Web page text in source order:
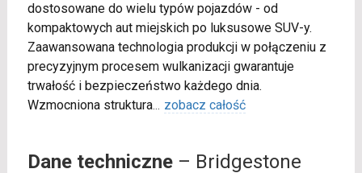
dostosowane do wielu typów pojazdów - od
kompaktowych aut miejskich po luksusowe SUV-y.
Zaawansowana technologia produkcji w połączeniu z
precyzyjnym procesem wulkanizacji gwarantuje
trwałość i bezpieczeństwo każdego dnia.
Wzmocniona struktura... zobacz całość
Dane techniczne– Bridgestone